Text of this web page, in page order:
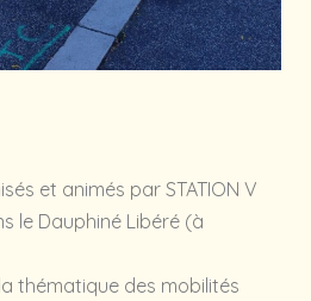
et animés par STATION V
le Dauphiné Libéré (à
thématique des mobilités